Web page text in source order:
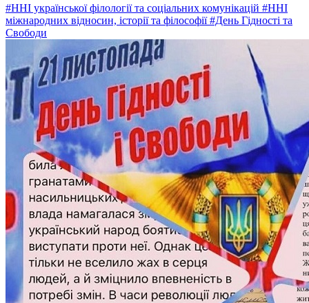
#ННІ української філології та соціальних комунікацій #ННІ
міжнародних відносин, історії та філософії#День Гідності та
Свободи